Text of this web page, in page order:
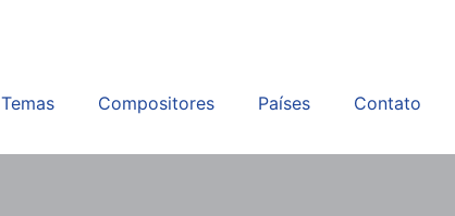
Temas Compositores Países Contato